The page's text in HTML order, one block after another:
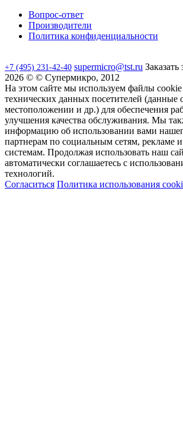
Вопрос-ответ
Производители
Политика конфиденциальности
+7 (495) 231-42-40 supermicro@tst.ru Заказать
2026 © © Супермикро, 2012
На этом сайте мы используем файлы cookie
технических данных посетителей (данные
местоположении и др.) для обеспечения
улучшения качества обслуживания. Мы
информацию об использовании вами
партнерам по социальным сетям, рекламе
системам. Продолжая использовать наш
автоматически соглашаетесь с
технологий.
Согласиться Политика использования